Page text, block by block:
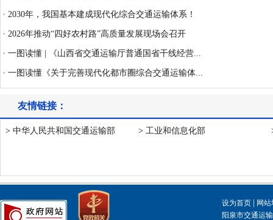
2030年，我国基本建成现代化综合交通运输体系！
2026年推动“四好农村路”高质量发展现场会召开
一图读懂 | 《山西省交通运输厅普通国省干线经营...
一图读懂《关于完善现代化都市圈综合交通运输体...
友情链接：
> 中华人民共和国交通运输部 > 工业和信息化部
设为首页
网
阳泉市交通运